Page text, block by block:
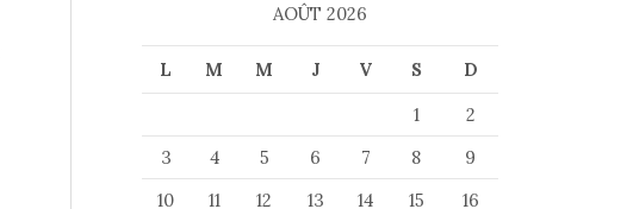
AOÛT 2026
L M M J V S
D
1
2
3
4 5 6 7 8
9
10
11 12 13 14 15
16